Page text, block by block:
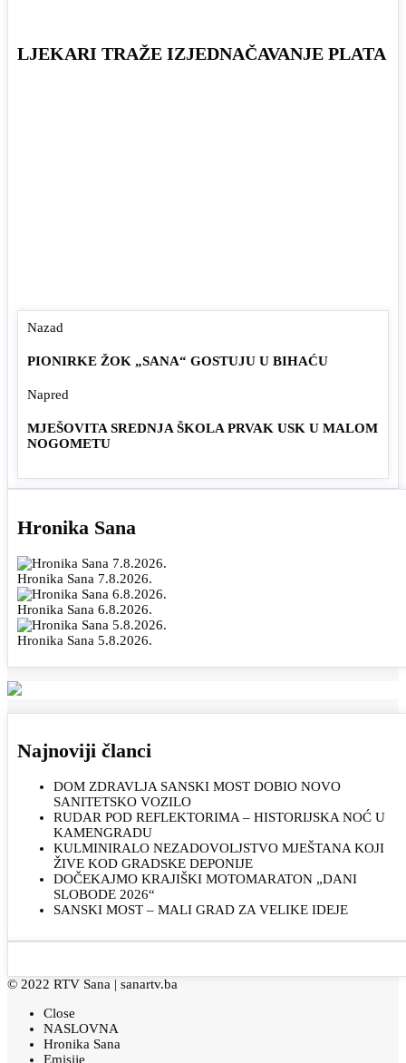
LJEKARI TRAŽE IZJEDNAČAVANJE PLATA
Nazad
PIONIRKE ŽOK „SANA“ GOSTUJU U BIHAĆU
Napred
MJEŠOVITA SREDNJA ŠKOLA PRVAK USK U MALOM
NOGOMETU
Hronika Sana
Hronika Sana 7.8.2026.
Hronika Sana 6.8.2026.
Hronika Sana 5.8.2026.
Najnoviji članci
DOM ZDRAVLJA SANSKI MOST DOBIO NOVO
SANITETSKO VOZILO
RUDAR POD REFLEKTORIMA – HISTORIJSKA NOĆ U
KAMENGRADU
KULMINIRALO NEZADOVOLJSTVO MJEŠTANA KOJI
ŽIVE KOD GRADSKE DEPONIJE
DOČEKAJMO KRAJIŠKI MOTOMARATON „DANI
SLOBODE 2026“
SANSKI MOST – MALI GRAD ZA VELIKE IDEJE
© 2022 RTV Sana | sanartv.ba
Close
NASLOVNA
Hronika Sana
Emisije